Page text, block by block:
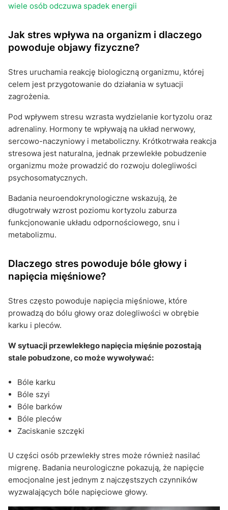
wiele osób odczuwa spadek energii
Jak stres wpływa na organizm i dlaczego
powoduje objawy fizyczne?
Stres uruchamia reakcję biologiczną organizmu, której
celem jest przygotowanie do działania w sytuacji
zagrożenia.
Pod wpływem stresu wzrasta wydzielanie kortyzolu oraz
adrenaliny. Hormony te wpływają na układ nerwowy,
sercowo-naczyniowy i metaboliczny. Krótkotrwała reakcja
stresowa jest naturalna, jednak przewlekłe pobudzenie
organizmu może prowadzić do rozwoju dolegliwości
psychosomatycznych.
Badania neuroendokrynologiczne wskazują, że
długotrwały wzrost poziomu kortyzolu zaburza
funkcjonowanie układu odpornościowego, snu i
metabolizmu.
Dlaczego stres powoduje bóle głowy i
napięcia mięśniowe?
Stres często powoduje napięcia mięśniowe, które
prowadzą do bólu głowy oraz dolegliwości w obrębie
karku i pleców.
W sytuacji przewlekłego napięcia mięśnie pozostają
stale pobudzone, co może wywoływać:
Bóle karku
Bóle szyi
Bóle barków
Bóle pleców
Zaciskanie szczęki
U części osób przewlekły stres może również nasilać
migrenę. Badania neurologiczne pokazują, że napięcie
emocjonalne jest jednym z najczęstszych czynników
wyzwalających bóle napięciowe głowy.